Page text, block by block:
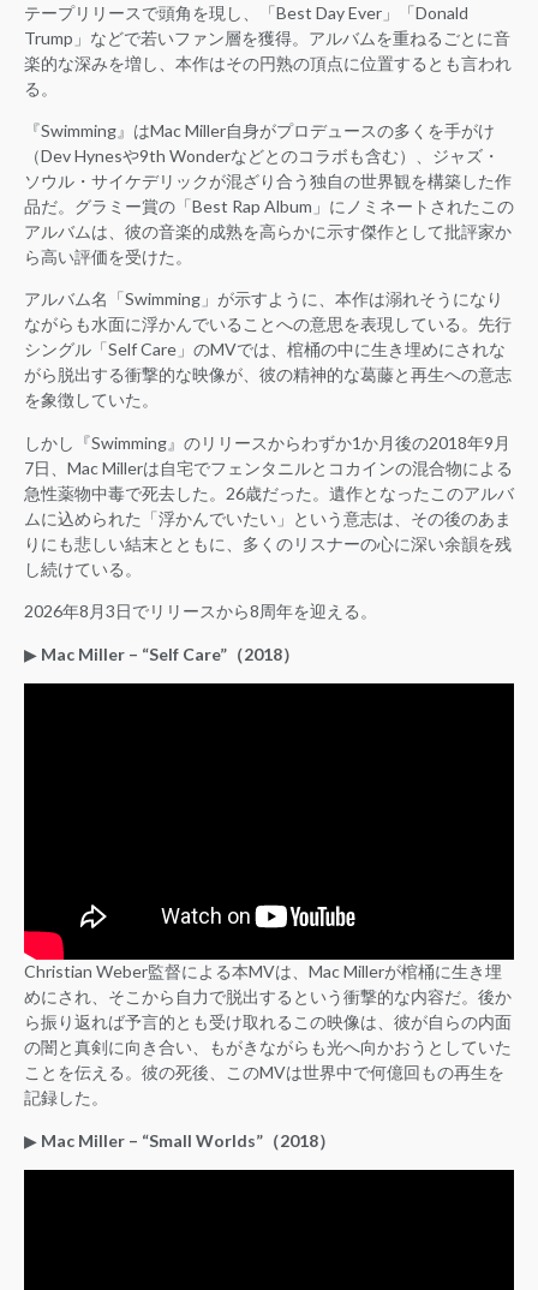
テープリリースで頭角を現し、「Best Day Ever」「Donald
Trump」などで若いファン層を獲得。アルバムを重ねるごとに音
楽的な深みを増し、本作はその円熟の頂点に位置するとも言われ
る。
『Swimming』はMac Miller自身がプロデュースの多くを手がけ
（Dev Hynesや9th Wonderなどとのコラボも含む）、ジャズ・
ソウル・サイケデリックが混ざり合う独自の世界観を構築した作
品だ。グラミー賞の「Best Rap Album」にノミネートされたこの
アルバムは、彼の音楽的成熟を高らかに示す傑作として批評家か
ら高い評価を受けた。
アルバム名「Swimming」が示すように、本作は溺れそうになり
ながらも水面に浮かんでいることへの意思を表現している。先行
シングル「Self Care」のMVでは、棺桶の中に生き埋めにされな
がら脱出する衝撃的な映像が、彼の精神的な葛藤と再生への意志
を象徴していた。
しかし『Swimming』のリリースからわずか1か月後の2018年9月
7日、Mac Millerは自宅でフェンタニルとコカインの混合物による
急性薬物中毒で死去した。26歳だった。遺作となったこのアルバ
ムに込められた「浮かんでいたい」という意志は、その後のあま
りにも悲しい結末とともに、多くのリスナーの心に深い余韻を残
し続けている。
2026年8月3日でリリースから8周年を迎える。
▶︎ Mac Miller – “Self Care”（2018）
Christian Weber監督による本MVは、Mac Millerが棺桶に生き埋
めにされ、そこから自力で脱出するという衝撃的な内容だ。後か
ら振り返れば予言的とも受け取れるこの映像は、彼が自らの内面
の闇と真剣に向き合い、もがきながらも光へ向かおうとしていた
ことを伝える。彼の死後、このMVは世界中で何億回もの再生を
記録した。
▶︎ Mac Miller – “Small Worlds”（2018）